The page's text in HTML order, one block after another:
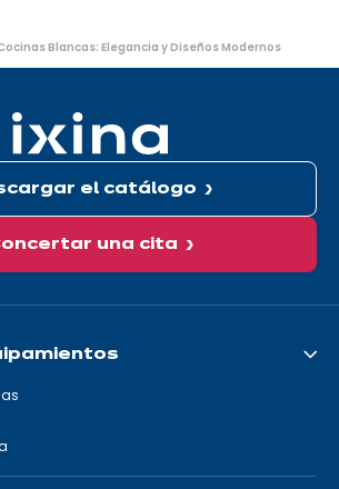
Blancas: Elegancia y Diseños Modernos
el catálogo
una cita